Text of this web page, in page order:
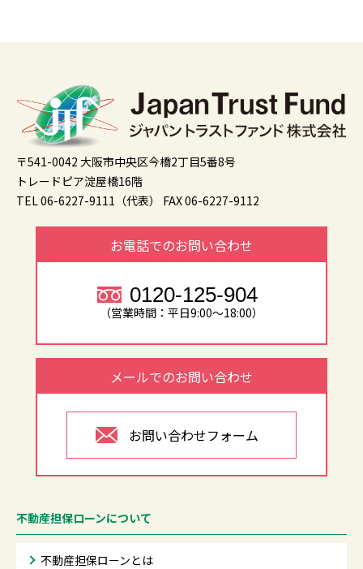
〒541-0042 大阪市中央区今橋2丁目5番8号
トレードピア淀屋橋16階
TEL 06-6227-9111（代表）
FAX 06-6227-9112
お電話でのお問い合わせ
0120-125-904
（営業時間：平日9:00～18:00）
メールでのお問い合わせ
お問い合わせフォーム
不動産担保ローンについて
不動産担保ローンとは